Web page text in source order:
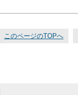
このページのTOPへ